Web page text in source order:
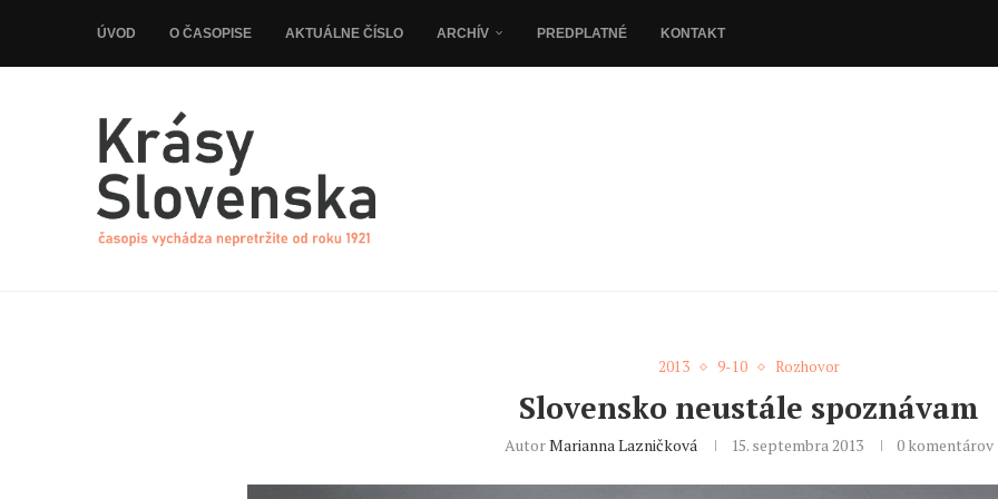
ÚVOD O ČASOPISE AKTUÁLNE ČÍSLO ARCHÍV PREDPLATNÉ KONTAKT
2013 9-10 Rozhovor
Slovensko neustále spoznávam
AutorMarianna Lazničková 15. septembra 2013 0 komentárov